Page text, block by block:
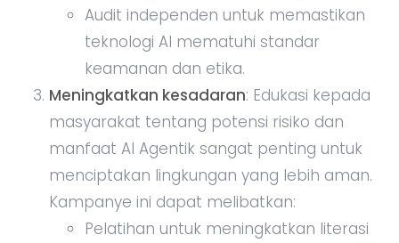
Audit independen untuk memastikan
teknologi AI mematuhi standar
keamanan dan etika.
Meningkatkan kesadaran: Edukasi kepada
masyarakat tentang potensi risiko dan
manfaat AI Agentik sangat penting untuk
menciptakan lingkungan yang lebih aman.
Kampanye ini dapat melibatkan:
Pelatihan untuk meningkatkan literasi